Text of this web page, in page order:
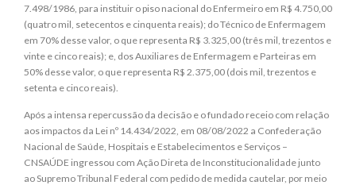
7.498/1986, para instituir o piso nacional do Enfermeiro em R$ 4.750,00
(quatro mil, setecentos e cinquenta reais); do Técnico de Enfermagem
em 70% desse valor, o que representa R$ 3.325,00 (três mil, trezentos e
vinte e cinco reais); e, dos Auxiliares de Enfermagem e Parteiras em
50% desse valor, o que representa R$ 2.375,00 (dois mil, trezentos e
setenta e cinco reais).
Após a intensa repercussão da decisão e o fundado receio com relação
aos impactos da Lei nº 14.434/2022, em 08/08/2022 a Confederação
Nacional de Saúde, Hospitais e Estabelecimentos e Serviços –
CNSAÚDE ingressou com Ação Direta de Inconstitucionalidade junto
ao Supremo Tribunal Federal com pedido de medida cautelar, por meio